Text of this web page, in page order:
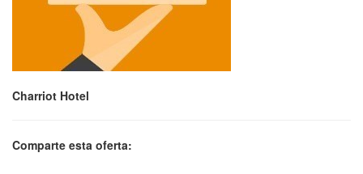
Charriot Hotel
Comparte esta oferta: